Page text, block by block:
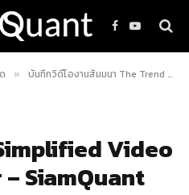
Facebook
YouTube
» บันทึกวิดีโองานสัมมนา The Trend Bagger (10X) Strategy Simplified : กระเทาะแก่นกลยุทธ์การลงทุน Trend Bagger (10X)
Video
SiamQuant